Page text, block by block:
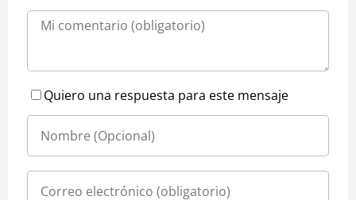
Quiero una respuesta para este mensaje